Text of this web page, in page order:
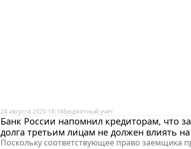
24 августа 2020 18:16Бюджетный учет
Банк России напомнил кредиторам, что
долга третьим лицам не должен влиять
Поскольку соответствующее право заемщика